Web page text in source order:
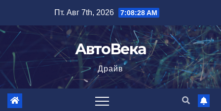
содержимому
Пт. Авг 7th, 2026 7:08:30 AM
АвтоВека
Драйв